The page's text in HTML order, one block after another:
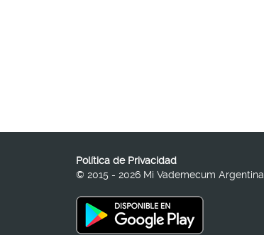
Política de Privacidad
© 2015 - 2026 Mi Vademecum Argentina